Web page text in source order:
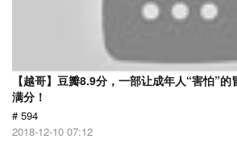
【越哥】豆瓣8.9分，一部让成年人“害怕”
满分！
# 594
2018-12-10 07:12